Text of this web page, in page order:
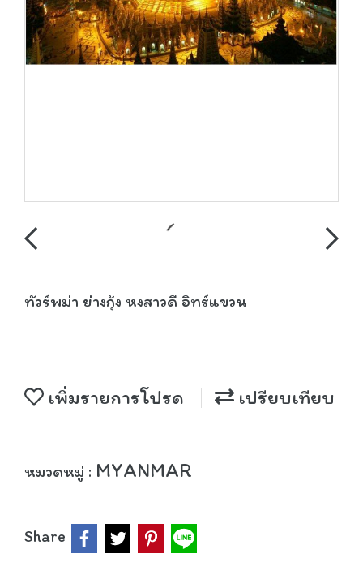
ทัวร์พม่า ย่างกุ้ง หงสาวดี อิทร์แขวน
เพิ่มรายการโปรด เปรียบเทียบ
หมวดหมู่ : MYANMAR
Share